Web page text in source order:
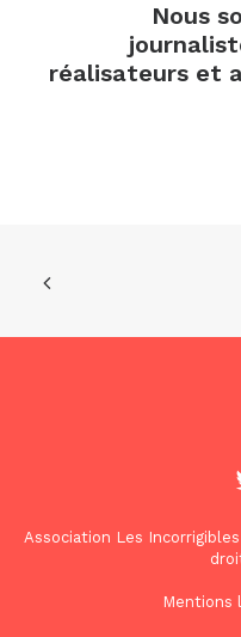
Nous
réalisateurs et
Association Les
Mentions